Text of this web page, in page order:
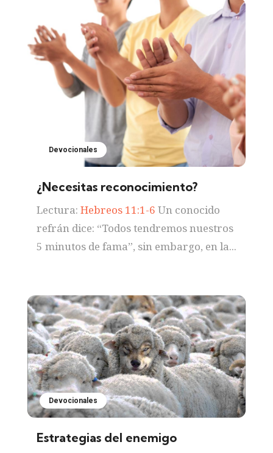
Devocionales
¿Necesitas reconocimiento?
Lectura: Hebreos 11:1-6 Un conocido
refrán dice: “Todos tendremos nuestros
5 minutos de fama”, sin embargo, en la...
Devocionales
Estrategias del enemigo